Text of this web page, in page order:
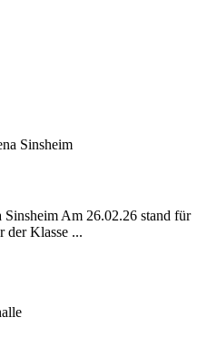
Am 26.02.26 stand für
der Klasse ...